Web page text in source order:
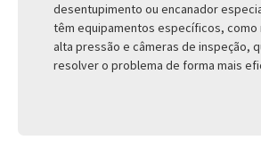
desentupimento ou encanador
têm equipamentos específicos, como
alta pressão e câmeras de inspeção,
resolver o problema de forma mais